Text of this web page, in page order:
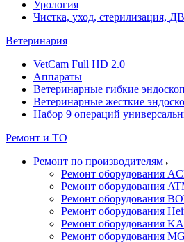
Урология
Чистка, уход, стерилизация,
Ветеринария
VetCam Full HD 2.0
Аппараты
Ветеринарные гибкие
Ветеринарные жесткие
Набор 9 операций
Ремонт и ТО
Ремонт по производителям
Ремонт оборудования
Ремонт оборудования
Ремонт оборудования
Ремонт оборудования
Ремонт оборудования
Ремонт оборудования